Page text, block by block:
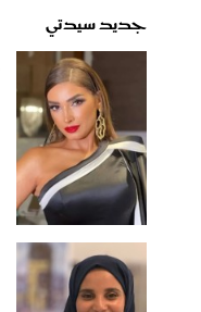
جديد سيدتي